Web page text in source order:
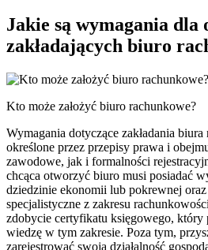
Jakie są wymagania dla
zakładających biuro
Kto może założyć biuro rachunkowe?
Wymagania dotyczące zakładania
określone przez przepisy prawa i
zawodowe, jak i formalności
chcąca otworzyć biuro musi posiadać
dziedzinie ekonomii lub pokrewnej
specjalistyczne z zakresu
zdobycie certyfikatu księgowego, który
wiedzę w tym zakresie. Poza tym,
zarejestrować swoją działalność